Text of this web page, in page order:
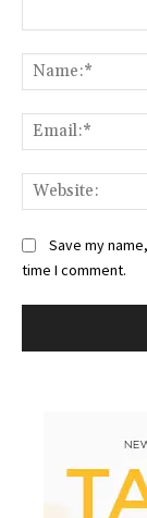
Save my
time I comment.